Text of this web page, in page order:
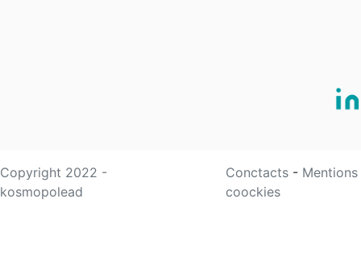
Copyright 2022 -
kosmopolead
Conctacts -
coockies